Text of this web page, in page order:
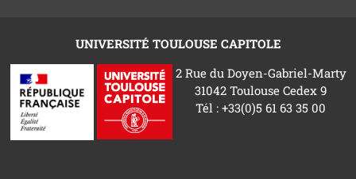
UNIVERSITÉ TOULOUSE CAPITOLE
2 Rue du Doyen-Gabriel-Marty
31042 Toulouse Cedex 9
Tél : +33(0)5 61 63 35 00